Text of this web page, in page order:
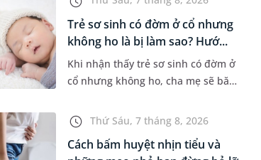
hoạt động. Nếu điều trị m...
Trẻ sơ sinh có đờm ở cổ nhưng
không ho là bị làm sao? Hướ...
Khi nhận thấy trẻ sơ sinh có đờm ở
cổ nhưng không ho, cha mẹ sẽ băn
đường hô hấp hay không. Những
chia sẻ dưới đây sẽ giúp ch...
Thứ Sáu, 7 tháng 8, 2026
Cách bấm huyệt nhịn tiểu và